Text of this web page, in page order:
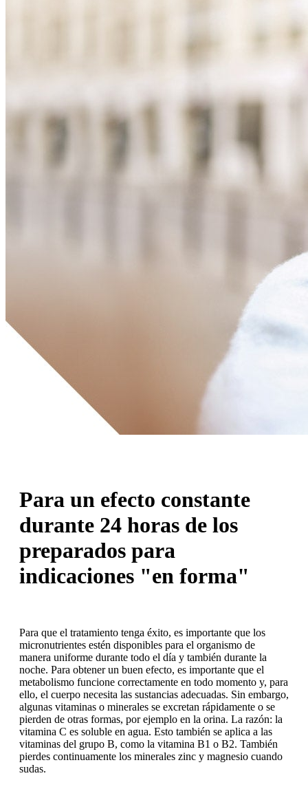
Para un efecto constante
durante 24 horas de los
preparados para
indicaciones "en forma"
Para que el tratamiento tenga éxito, es importante que los
micronutrientes estén disponibles para el organismo de
manera uniforme durante todo el día y también durante la
noche. Para obtener un buen efecto, es importante que el
metabolismo funcione correctamente en todo momento y, para
ello, el cuerpo necesita las sustancias adecuadas. Sin embargo,
algunas vitaminas o minerales se excretan rápidamente o se
pierden de otras formas, por ejemplo en la orina. La razón: la
vitamina C es soluble en agua. Esto también se aplica a las
vitaminas del grupo B, como la vitamina B1 o B2. También
pierdes continuamente los minerales zinc y magnesio cuando
sudas.